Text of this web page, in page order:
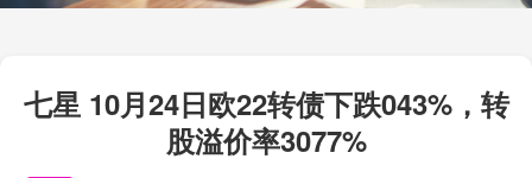
七星 10月24日欧22转债下跌043%，转
股溢价率3077%